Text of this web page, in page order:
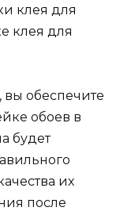
клея для
клея для
обеспечите
обоев в
будет
их
после